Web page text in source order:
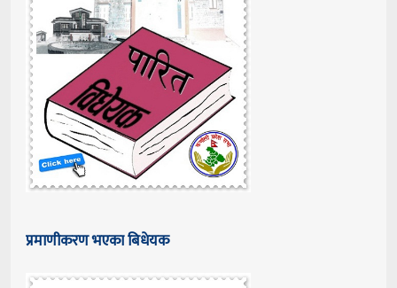
प्रमाणीकरण भएका बिधेयक